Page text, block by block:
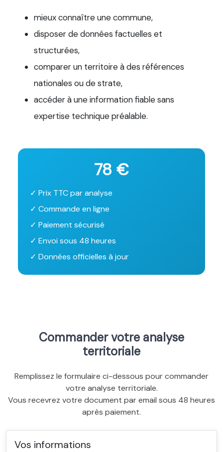
mieux connaître une commune,
disposer de données factuelles et
structurées,
comparer un territoire à des références
nationales ou de strate,
accéder à une information fiable sans
expertise technique préalable.
78 €
✓ Prix TTC par analyse
✓ Commande en ligne
✓ Paiement sécurisé
✓ Envoi sous 48 heures
✓ Données officielles à jour
Commander votre analyse
territoriale
Remplissez le formulaire ci-dessous pour commander
votre analyse territoriale.
Vous recevrez votre document par email sous 48 heures
après paiement.
Vos informations